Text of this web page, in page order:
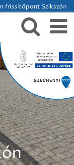
frissítőpont Szikszón